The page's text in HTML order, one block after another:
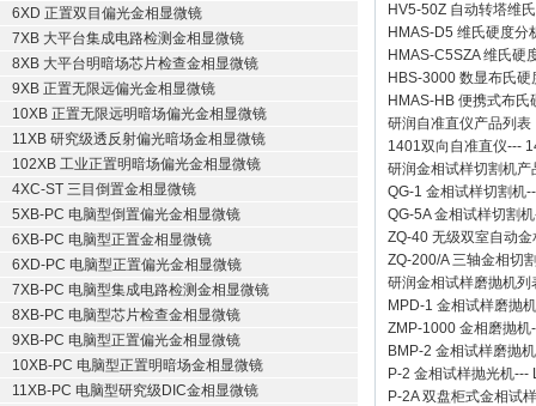
6XD 正置双目偏光金相显微镜
7XB 大平台集成电路检测金相显微镜
8XB 大平台明暗场芯片检查金相显微镜
9XB 正置无限远偏光金相显微镜
10XB 正置无限远明暗场偏光金相显微镜
11XB 研究级透反射偏光暗场金相显微镜
102XB 工业正置明暗场偏光金相显微镜
4XC-ST 三目倒置金相显微镜
5XB-PC 电脑型倒置偏光金相显微镜
6XB-PC 电脑型正置金相显微镜
6XD-PC 电脑型正置偏光金相显微镜
7XB-PC 电脑型集成电路检测金相显微镜
8XB-PC 电脑型芯片检查金相显微镜
9XB-PC 电脑型正置偏光金相显微镜
10XB-PC 电脑型正置明暗场金相显微镜
11XB-PC 电脑型研究级DIC金相显微镜
HV5-50Z 自动转塔维
HMAS-D5 维氏硬度分
HMAS-C5SZA 维氏硬
HBS-3000 数显布氏硬
HMAS-HB 便携式布氏
研润自准直仪产品列表
1401双向自准直仪---
研润金相试样切割机产
QG-1 金相试样切割机
QG-5A 金相试样切割机
ZQ-40 无级双室自动金
ZQ-200/A 三轴金相切
研润金相试样磨抛机列
MPD-1 金相试样磨抛机
ZMP-1000 金相磨抛机
BMP-2 金相试样磨抛机
P-2 金相试样抛光机---
P-2A 双盘柜式金相试